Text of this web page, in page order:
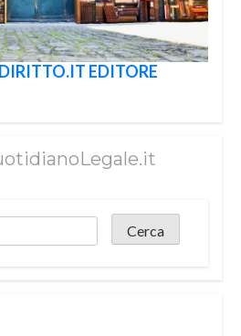
EDITORE